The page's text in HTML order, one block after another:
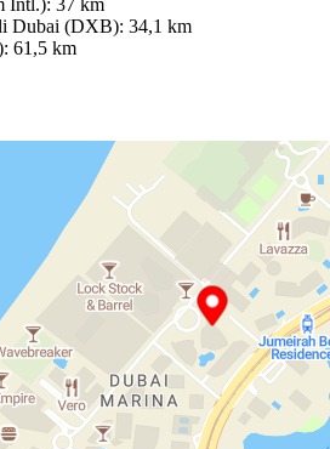
Intl.): 37 km
Dubai (DXB): 34,1 km
61,5 km